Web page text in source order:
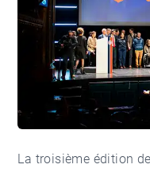
La troisième édition